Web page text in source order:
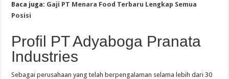
Baca juga: Gaji PT Menara Food Terbaru Lengkap Semua
Posisi
Profil PT Adyaboga Pranata
Industries
Sebagai perusahaan yang telah berpengalaman selama lebih dari 30